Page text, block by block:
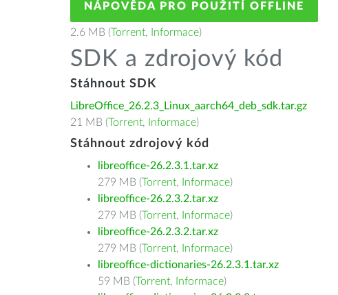
NÁPOVĚDA PRO POUŽITÍ OFFLINE
2.6 MB (Torrent, Informace)
SDK a zdrojový kód
Stáhnout SDK
LibreOffice_26.2.3_Linux_aarch64_deb_sdk.tar.gz
21 MB (Torrent, Informace)
Stáhnout zdrojový kód
libreoffice-26.2.3.1.tar.xz
279 MB (Torrent, Informace)
libreoffice-26.2.3.2.tar.xz
279 MB (Torrent, Informace)
libreoffice-26.2.3.2.tar.xz
279 MB (Torrent, Informace)
libreoffice-dictionaries-26.2.3.1.tar.xz
59 MB (Torrent, Informace)